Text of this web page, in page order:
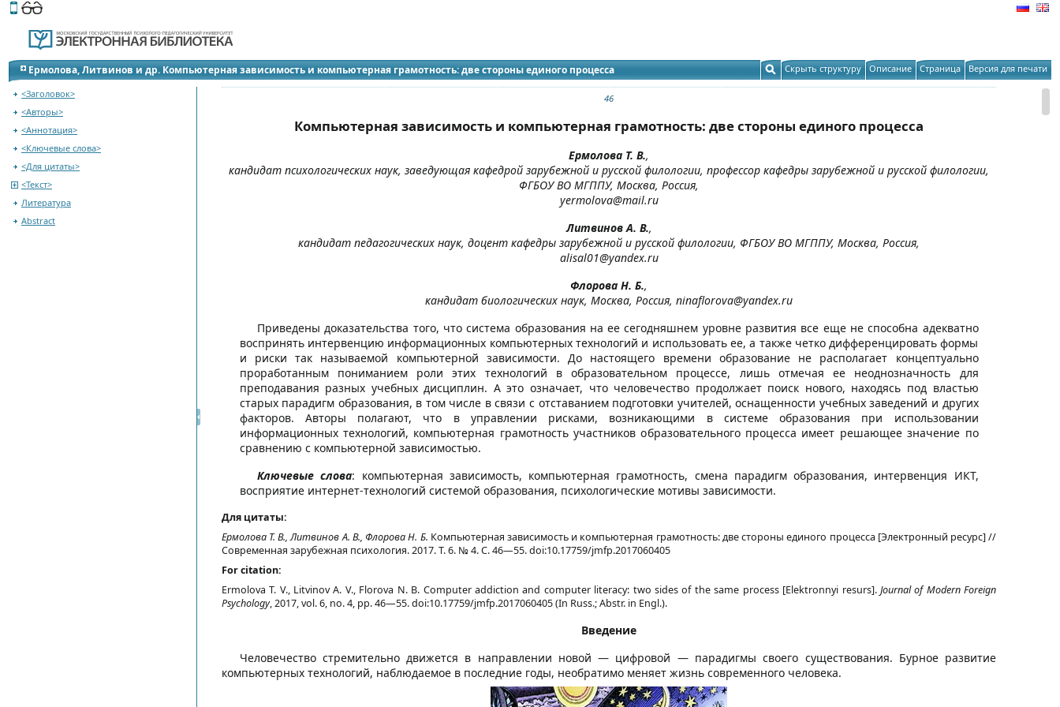
Этот сайт поддерживает
Ермолова, Литвинов и др. Компьютерная зависимость и компьютерная грамотность: две стороны единого процесса Скрыть структуру Описание Страница Версия для печати
<Заголовок>
<Авторы>
<Аннотация>
<Ключевые слова>
<Для цитаты>
<Текст>
Литература
Abstract
Перейти на оглавление журнала
46
Компьютерная зависимость и компьютерная грамотность: две стороны единого процесса
Ермолова Т. В.,
кандидат психологических наук, заведующая кафедрой зарубежной и русской филологии, профессор кафедры зарубежной и русской филологии,
ФГБОУ ВО МГППУ, Москва, Россия,
yermolova@mail.ru
Литвинов А. В.,
кандидат педагогических наук, доцент кафедры зарубежной и русской филологии, ФГБОУ ВО МГППУ, Москва, Россия,
alisal01@yandex.ru
Флорова Н. Б.,
кандидат биологических наук, Москва, Россия, ninaflorova@yandex.ru
Приведены доказательства того, что система образования на ее сегодняшнем уровне развития все еще не способна адекватно
воспринять интервенцию информационных компьютерных технологий и использовать ее, а также четко дифференцировать формы
и риски так называемой компьютерной зависимости. До настоящего времени образование не располагает концептуально
проработанным пониманием роли этих технологий в образовательном процессе, лишь отмечая ее неоднозначность для
преподавания разных учебных дисциплин. А это означает, что человечество продолжает поиск нового, находясь под властью
старых парадигм образования, в том числе в связи с отставанием подготовки учителей, оснащенности учебных заведений и других
факторов. Авторы полагают, что в управлении рисками, возникающими в системе образования при использовании
информационных технологий, компьютерная грамотность участников образовательного процесса имеет решающее значение по
сравнению с компьютерной зависимостью.
Ключевые слова: компьютерная зависимость, компьютерная грамотность, смена парадигм образования, интервенция ИКТ,
восприятие интернет-технологий системой образования, психологические мотивы зависимости.
Для цитаты:
Ермолова Т. В., Литвинов А. В., Флорова Н. Б. Компьютерная зависимость и компьютерная грамотность: две стороны единого процесса [Электронный ресурс] //
Современная зарубежная психология. 2017. Т. 6. № 4. С. 46—55. doi:10.17759/jmfp.2017060405
For citation:
Ermolova T. V., Litvinov A. V., Florova N. B. Computer addiction and computer literacy: two sides of the same process [Elektronnyi resurs]. Journal of Modern Foreign
Psychology, 2017, vol. 6, no. 4, pp. 46—55. doi:10.17759/jmfp.2017060405 (In Russ.; Abstr. in Engl.).
Введение
Человечество стремительно движется в направлении новой — цифровой — парадигмы своего существования. Бурное развитие
компьютерных технологий, наблюдаемое в последние годы, необратимо меняет жизнь современного человека.